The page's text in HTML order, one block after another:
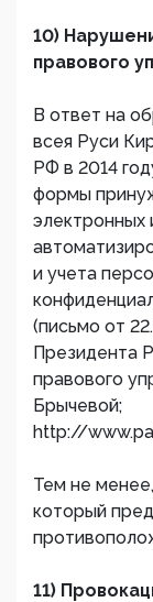
10)
правового
В ответ на
всея Руси
РФ в 2014
формы
электронных
и учета
(письмо от
Президента
правового
Брычевой;
http://
Тем не
который
11)